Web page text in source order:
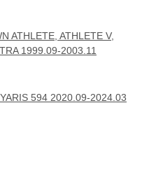
ATHLETE, ATHLETE V,
1999.09-2003.11